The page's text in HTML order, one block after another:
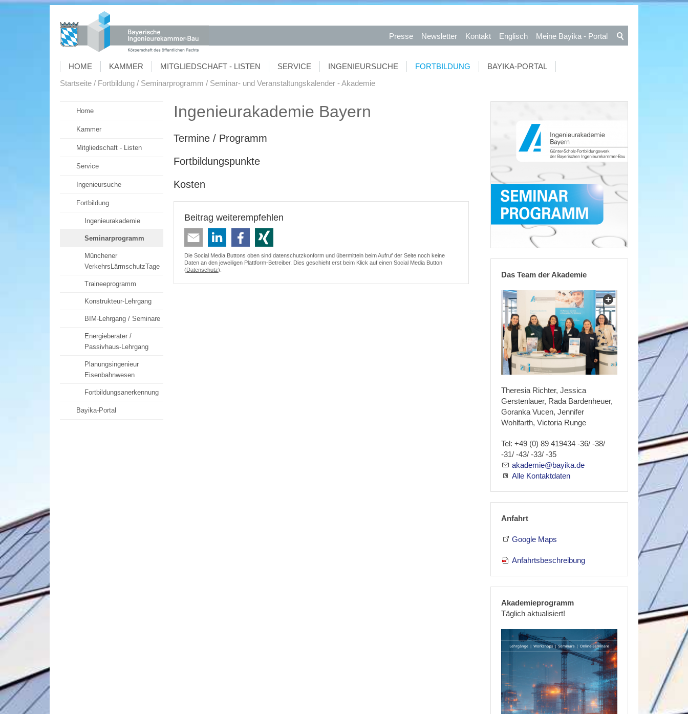
Presse Newsletter Kontakt Englisch Meine Bayika - Portal
HOME KAMMER MITGLIEDSCHAFT - LISTEN SERVICE INGENIEURSUCHE FORTBILDUNG
BAYIKA-PORTAL
Startseite
Fortbildung Seminarprogramm Seminar- und Veranstaltungskalender - Akademie
Home
Kammer
Mitgliedschaft - Listen
Service
Ingenieursuche
Fortbildung
Ingenieurakademie
Seminarprogramm
Münchener
VerkehrsLärmschutzTage
Traineeprogramm
Konstrukteur-Lehrgang
BIM-Lehrgang / Seminare
Energieberater /
Passivhaus-Lehrgang
Planungsingenieur
Eisenbahnwesen
Fortbildungsanerkennung
Bayika-Portal
Ingenieurakademie Bayern
Termine / Programm
Fortbildungspunkte
Kosten
Beitrag weiterempfehlen
Die Social Media Buttons oben sind datenschutzkonform und übermitteln beim Aufruf der Seite noch keine
Daten an den jeweiligen Plattform-Betreiber. Dies geschieht erst beim Klick auf einen Social Media Button
(Datenschutz).
Das Team der Akademie
Theresia Richter, Jessica
Gerstenlauer, Rada Bardenheuer,
Goranka Vucen, Jennifer
Wohlfarth, Victoria Runge
Tel: +49 (0) 89 419434 -36/ -38/
-31/ -43/ -33/ -35
akademie@bayika.de
Alle Kontaktdaten
Anfahrt
Google Maps
Anfahrtsbeschreibung
Akademieprogramm
Täglich aktualisiert!